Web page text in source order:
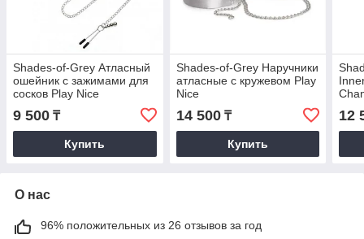
Shades-of-Grey Атласный
ошейник с зажимами для
сосков Play Nice
9 500 ₸
Купить
Shades-of-Grey Наручники
атласные с кружевом Play
Nice
14 500₸
Купить
12
О нас
96% положительных из 26 отзывов за год